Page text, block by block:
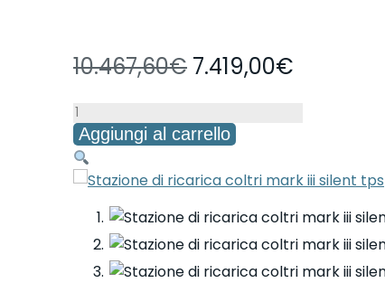
10.467,60€ Il
originale
10.467,60€.
7.419,00€
7.419,00€.
Stazione
di
ricarica
coltri
mark
silent
Aggiungi al carrello